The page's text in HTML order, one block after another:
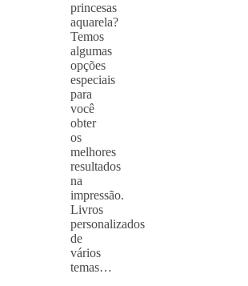
princesas
aquarela?
Temos
algumas
opções
especiais
para
você
obter
os
melhores
resultados
na
impressão.
Livros
personalizados
de
vários
temas…